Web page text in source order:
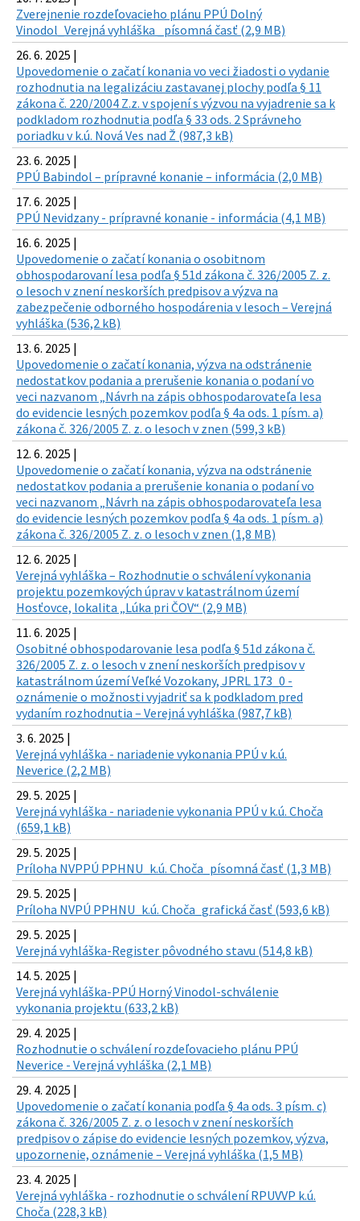
Zverejnenie rozdeľovacieho plánu PPÚ Dolný
Vinodol_Verejná vyhláška _písomná časť (2,9 MB)
26. 6. 2025 |
Upovedomenie o začatí konania vo veci žiadosti o vydanie
rozhodnutia na legalizáciu zastavanej plochy podľa § 11
zákona č. 220/2004 Z.z. v spojení s výzvou na vyjadrenie sa k
podkladom rozhodnutia podľa § 33 ods. 2 Správneho
poriadku v k.ú. Nová Ves nad Ž (987,3 kB)
23. 6. 2025 |
PPÚ Babindol – prípravné konanie – informácia (2,0 MB)
17. 6. 2025 |
PPÚ Nevidzany - prípravné konanie - informácia (4,1 MB)
16. 6. 2025 |
Upovedomenie o začatí konania o osobitnom
obhospodarovaní lesa podľa § 51d zákona č. 326/2005 Z. z.
o lesoch v znení neskorších predpisov a výzva na
zabezpečenie odborného hospodárenia v lesoch – Verejná
vyhláška (536,2 kB)
13. 6. 2025 |
Upovedomenie o začatí konania, výzva na odstránenie
nedostatkov podania a prerušenie konania o podaní vo
veci nazvanom „Návrh na zápis obhospodarovateľa lesa
do evidencie lesných pozemkov podľa § 4a ods. 1 písm. a)
zákona č. 326/2005 Z. z. o lesoch v znen (599,3 kB)
12. 6. 2025 |
Upovedomenie o začatí konania, výzva na odstránenie
nedostatkov podania a prerušenie konania o podaní vo
veci nazvanom „Návrh na zápis obhospodarovateľa lesa
do evidencie lesných pozemkov podľa § 4a ods. 1 písm. a)
zákona č. 326/2005 Z. z. o lesoch v znen (1,8 MB)
12. 6. 2025 |
Verejná vyhláška – Rozhodnutie o schválení vykonania
projektu pozemkových úprav v katastrálnom území
Hosťovce, lokalita „Lúka pri ČOV“ (2,9 MB)
11. 6. 2025 |
Osobitné obhospodarovanie lesa podľa § 51d zákona č.
326/2005 Z. z. o lesoch v znení neskorších predpisov v
katastrálnom území Veľké Vozokany, JPRL 173_0 -
oznámenie o možnosti vyjadriť sa k podkladom pred
vydaním rozhodnutia – Verejná vyhláška (987,7 kB)
3. 6. 2025 |
Verejná vyhláška - nariadenie vykonania PPÚ v k.ú.
Neverice (2,2 MB)
29. 5. 2025 |
Verejná vyhláška - nariadenie vykonania PPÚ v k.ú. Choča
(659,1 kB)
29. 5. 2025 |
Príloha NVPPÚ PPHNU_k.ú. Choča_písomná časť (1,3 MB)
29. 5. 2025 |
Príloha NVPÚ PPHNU_k.ú. Choča_grafická časť (593,6 kB)
29. 5. 2025 |
Verejná vyhláška-Register pôvodného stavu (514,8 kB)
14. 5. 2025 |
Verejná vyhláška-PPÚ Horný Vinodol-schválenie
vykonania projektu (633,2 kB)
29. 4. 2025 |
Rozhodnutie o schválení rozdeľovacieho plánu PPÚ
Neverice - Verejná vyhláška (2,1 MB)
29. 4. 2025 |
Upovedomenie o začatí konania podľa § 4a ods. 3 písm. c)
zákona č. 326/2005 Z. z. o lesoch v znení neskorších
predpisov o zápise do evidencie lesných pozemkov, výzva,
upozornenie, oznámenie – Verejná vyhláška (1,5 MB)
23. 4. 2025 |
Verejná vyhláška - rozhodnutie o schválení RPUVVP k.ú.
Choča (228,3 kB)